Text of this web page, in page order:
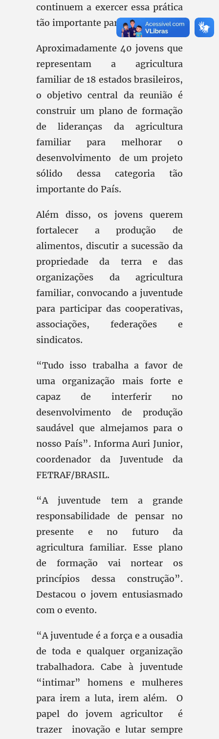
continuem a exercer essa prática
tão importante para o Brasil.
Aproximadamente 40 jovens que
representam a agricultura
familiar de 18 estados brasileiros,
o objetivo central da reunião é
construir um plano de formação
de lideranças da agricultura
familiar para melhorar o
desenvolvimento de um projeto
sólido dessa categoria tão
importante do País.
Além disso, os jovens querem
fortalecer a produção de
alimentos, discutir a sucessão da
propriedade da terra e das
organizações da agricultura
familiar, convocando a juventude
para participar das cooperativas,
associações, federações e
sindicatos.
“Tudo isso trabalha a favor de
uma organização mais forte e
capaz de interferir no
desenvolvimento de produção
saudável que almejamos para o
nosso País”. Informa Auri Junior,
coordenador da Juventude da
FETRAF/BRASIL.
“A juventude tem a grande
responsabilidade de pensar no
presente e no futuro da
agricultura familiar. Esse plano
de formação vai nortear os
princípios dessa construção”.
Destacou o jovem entusiasmado
com o evento.
“A juventude é a força e a ousadia
de toda e qualquer organização
trabalhadora. Cabe à juventude
“intimar” homens e mulheres
para irem a luta, irem além. O
papel do jovem agricultor é
trazer inovação e lutar sempre